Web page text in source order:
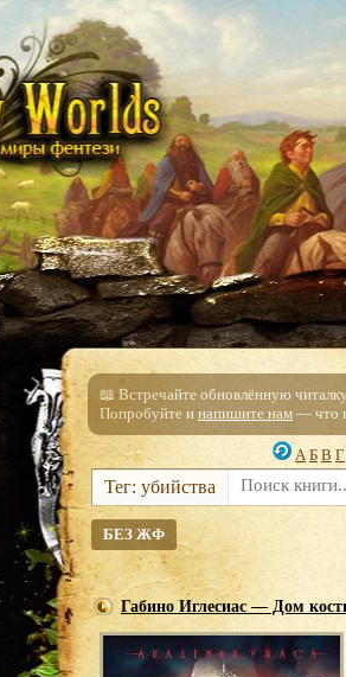
📖 Встречайте обновлённую
Попробуйте и напишите нам — что
А Б В Г
Тег: убийства
БЕЗ ЖФ
Габино Иглесиас — Дом